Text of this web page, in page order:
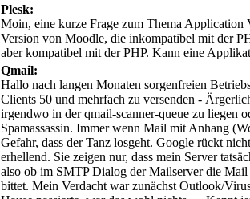
Plesk:
Moin, eine kurze Frage zum Thema
Version von Moodle, die inkompatibel mit der
aber kompatibel mit der PHP. Kann eine
Qmail:
Hallo nach langen Monaten sorgenfreien
Clients 50 und mehrfach zu versenden -
irgendwo in der qmail-scanner-queue zu liegen
Spamassassin. Immer wenn Mail mit Anhang
Gefahr, dass der Tanz losgeht. Google rückt
erhellend. Sie zeigen nur, dass mein Server
also ob im SMTP Dialog der Mailserver die
bittet. Mein Verdacht war zunächst Outlook/